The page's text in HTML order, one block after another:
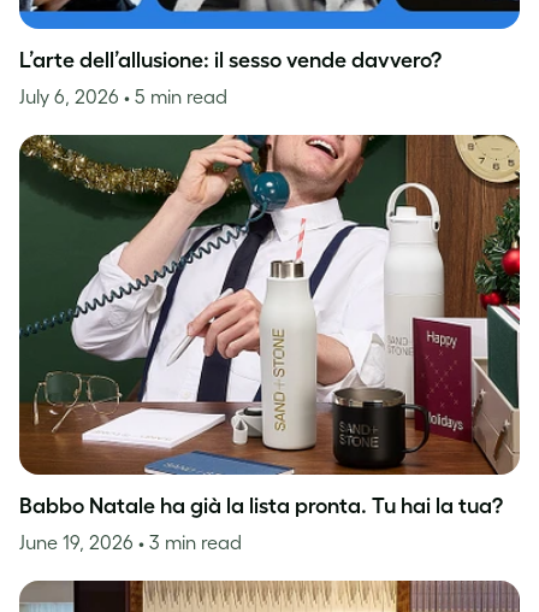
L’arte dell’allusione: il sesso vende davvero?
July 6, 2026 • 5 min read
Babbo Natale ha già la lista pronta. Tu hai la tua?
June 19, 2026 • 3 min read